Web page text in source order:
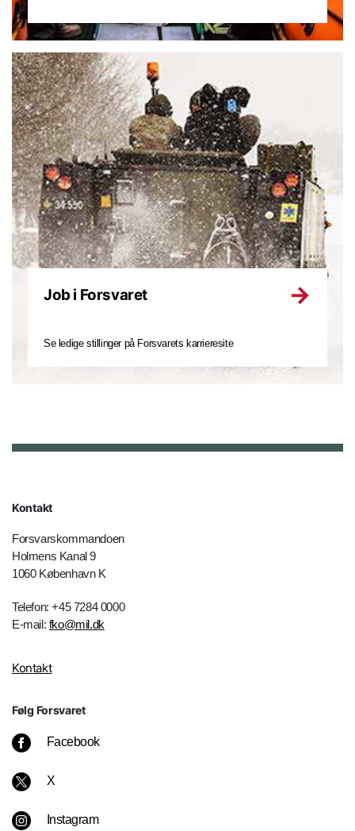
Job i Forsvaret
Se ledige stillinger på Forsvarets karrieresite
Kontakt
Forsvarskommandoen
Holmens Kanal 9
1060 København K
Telefon: +45 7284 0000
E-mail: fko@mil.dk
Kontakt
Følg Forsvaret
Facebook
X
Instagram